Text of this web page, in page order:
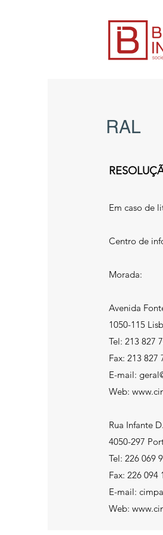
RAL
Em caso de
Centro de
Morada:
Avenida
1050-115
Tel: 213 827
Fax: 213 827
E-mail:
Web:
Rua Infante
4050-297
Tel: 226 069
Fax: 226 094
E-mail:
Web: